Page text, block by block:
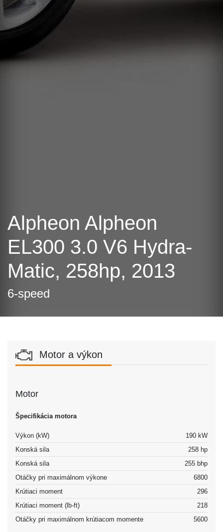
Alpheon Alpheon
EL300 3.0 V6 Hydra-
Matic, 258hp, 2013
6-speed
Motor a výkon
Motor
Špecifikácia motora
Výkon (kW)
190 kW
Konská sila
258 hp
Konská sila
255 bhp
Otáčky pri maximálnom výkone
6800
Krútiaci moment
296
Krútiaci moment (lb-ft)
218
Otáčky pri maximálnom krútiacom momente
5600